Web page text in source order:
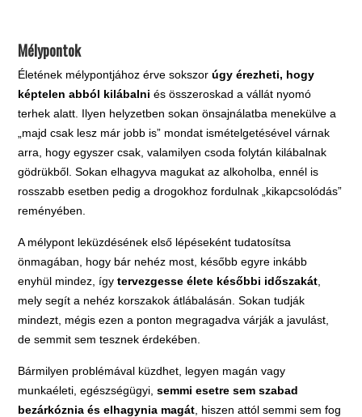
Mélypontok
Életének mélypontjához érve sokszorúgy érezheti, hogy
képtelen abból kilábalni és összeroskad a vállát nyomó
terhek alatt. Ilyen helyzetben sokan önsajnálatba menekülve a
„majd csak lesz már jobb is” mondat ismételgetésével várnak
arra, hogy egyszer csak, valamilyen csoda folytán kilábalnak
gödrükből. Sokan elhagyva magukat az alkoholba, ennél is
rosszabb esetben pedig a drogokhoz fordulnak „kikapcsolódás”
reményében.
A mélypont leküzdésének első lépéseként tudatosítsa
önmagában, hogy bár nehéz most, később egyre inkább
enyhül mindez, ígytervezgesse élete későbbi időszakát
mely segít a nehéz korszakok átlábalásán. Sokan tudják
mindezt, mégis ezen a ponton megragadva várják a javulást,
de semmit sem tesznek érdekében.
Bármilyen problémával küzdhet, legyen magán vagy
munkaéleti, egészségügyi,semmi esetre sem szabad
bezárkóznia és elhagynia magát , hiszen attól semmi sem fog